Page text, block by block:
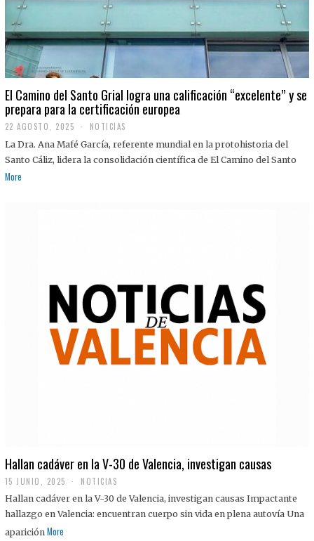
El Camino del Santo Grial logra una calificación “excelente” y se
prepara para la certificación europea
22 AGOSTO, 2025
2
A
G
NOTICIAS
La Dra. Ana Mafé García, referente mundial en la protohistoria del
Santo Cáliz, lidera la consolidación científica de El Camino del Santo
More
Hallan cadáver en la V-30 de Valencia, investigan causas
15 JUNIO, 2025 NOTICIAS
Hallan cadáver en la V-30 de Valencia, investigan causas Impactante
hallazgo en Valencia: encuentran cuerpo sin vida en plena autovía Una
aparición More